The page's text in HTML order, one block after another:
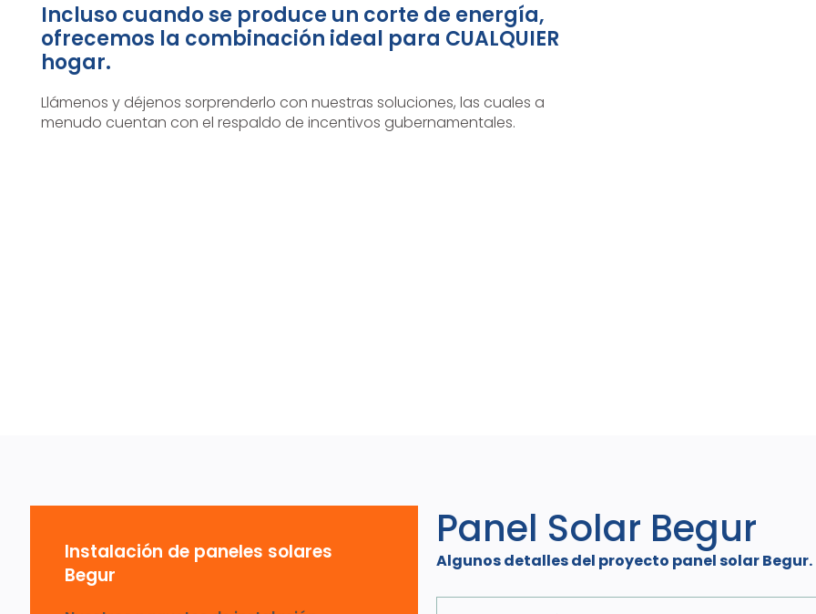
Incluso cuando se produce un corte de energía,
ofrecemos la combinación ideal para CUALQUIER
hogar.
Llámenos y déjenos sorprenderlo con nuestras soluciones, las cuales a
menudo cuentan con el respaldo de incentivos gubernamentales.
Instalación de paneles solares
Begur
Panel Solar Begur
Algunos detalles del proyecto panel solar Begur.